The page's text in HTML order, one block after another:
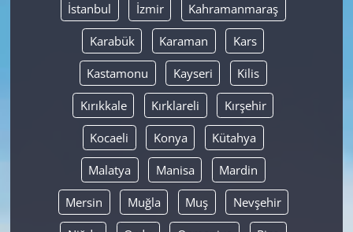
İstanbul İzmir Kahramanmaraş
Karabük Karaman Kars
Kastamonu Kayseri Kilis
Kırıkkale Kırklareli Kırşehir
Kocaeli Konya Kütahya
Malatya Manisa Mardin
Mersin Muğla Muş Nevşehir